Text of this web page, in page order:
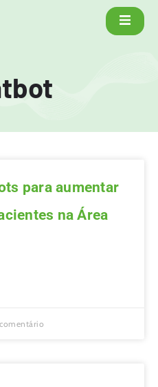
para aumentar
na Área